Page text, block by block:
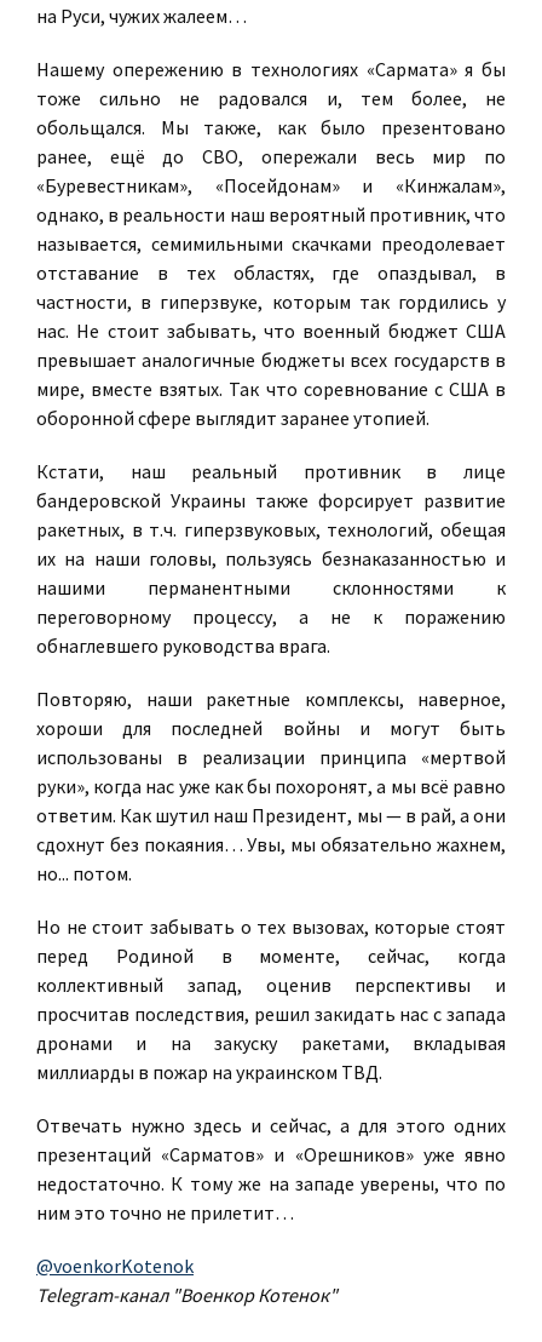
на Руси, чужих жалеем…
Нашему опережению в технологиях «Сармата» я бы
тоже сильно не радовался и, тем более, не
обольщался. Мы также, как было презентовано
ранее, ещё до СВО, опережали весь мир по
«Буревестникам», «Посейдонам» и «Кинжалам»,
однако, в реальности наш вероятный противник, что
называется, семимильными скачками преодолевает
отставание в тех областях, где опаздывал, в
частности, в гиперзвуке, которым так гордились у
нас. Не стоит забывать, что военный бюджет США
превышает аналогичные бюджеты всех государств в
мире, вместе взятых. Так что соревнование с США в
оборонной сфере выглядит заранее утопией.
Кстати, наш реальный противник в лице
бандеровской Украины также форсирует развитие
ракетных, в т.ч. гиперзвуковых, технологий, обещая
их на наши головы, пользуясь безнаказанностью и
нашими перманентными склонностями к
переговорному процессу, а не к поражению
обнаглевшего руководства врага.
Повторяю, наши ракетные комплексы, наверное,
хороши для последней войны и могут быть
использованы в реализации принципа «мертвой
руки», когда нас уже как бы похоронят, а мы всё равно
ответим. Как шутил наш Президент, мы — в рай, а они
сдохнут без покаяния… Увы, мы обязательно жахнем,
но... потом.
Но не стоит забывать о тех вызовах, которые стоят
перед Родиной в моменте, сейчас, когда
коллективный запад, оценив перспективы и
просчитав последствия, решил закидать нас с запада
дронами и на закуску ракетами, вкладывая
миллиарды в пожар на украинском ТВД.
Отвечать нужно здесь и сейчас, а для этого одних
презентаций «Сарматов» и «Орешников» уже явно
недостаточно. К тому же на западе уверены, что по
ним это точно не прилетит…
@voenkorKotenok
Telegram-канал "Военкор Котенок"